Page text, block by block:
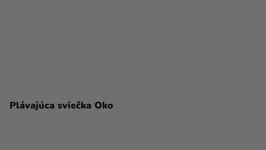
Plávajúca sviečka Oko